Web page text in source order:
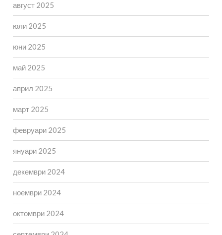
август 2025
юли 2025
юни 2025
май 2025
април 2025
март 2025
февруари 2025
януари 2025
декември 2024
ноември 2024
октомври 2024